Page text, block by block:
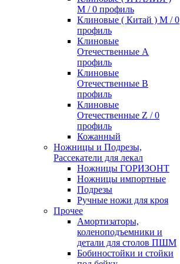
М / 0 профиль
Клиновые ( Китай ) М / 0
профиль
Клиновые
Отечественные А
профиль
Клиновые
Отечественные В
профиль
Клиновые
Отечественные Z / 0
профиль
Кожанный
Ножницы и Подрезы,
Рассекатели для лекал
Ножницы ГОРИЗОНТ
Ножницы импортные
Подрезы
Ручные ножи для кроя
Прочее
Амортизаторы,
коленоподъемники и
детали для столов ПШМ
Бобиностойки и стойки